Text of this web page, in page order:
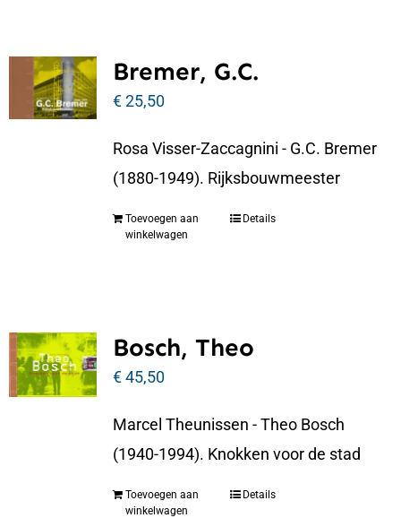
Bremer, G.C.
€25,50
Rosa Visser-Zaccagnini - G.C. Bremer
(1880-1949). Rijksbouwmeester
Toevoegen aan
winkelwagen
Details
Bosch, Theo
€45,50
Marcel Theunissen - Theo Bosch
(1940-1994). Knokken voor de stad
Toevoegen aan
winkelwagen
Details